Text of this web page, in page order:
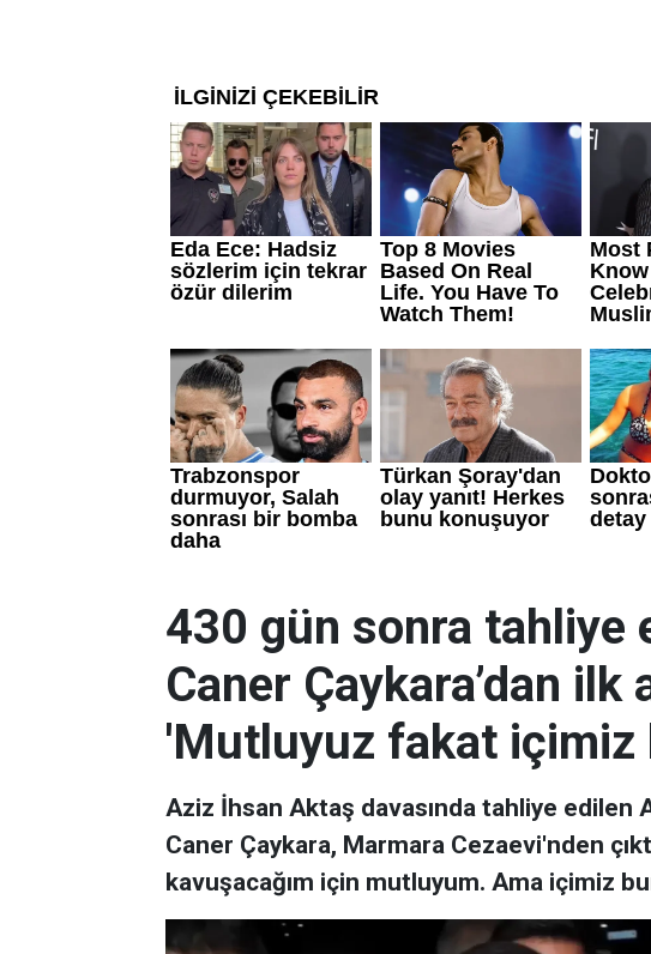
430 gün sonra tahliye
Caner Çaykara’dan ilk
'Mutluyuz fakat içimiz
Aziz İhsan Aktaş davasında tahliye edilen
Caner Çaykara, Marmara Cezaevi'nden
kavuşacağım için mutluyum. Ama içimiz